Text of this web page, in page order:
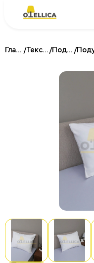
Постельное
Подушки
Халаты
Полотенца
Столы
Стулья
Главная / Текстиль/ Подушки /